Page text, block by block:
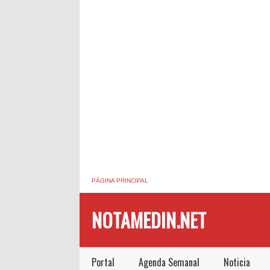
PÁGINA PRINCIPAL
NOTAMEDIN.NET
Portal Agenda Semanal Noticia